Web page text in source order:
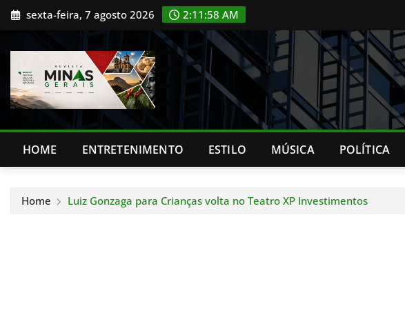
Skip sexta-feira, 7 agosto 2026 2:12:00 AM
HOME ENTRETENIMENTO ESTILO MÚSICA POLÍTICA
Home Luiz Gonzaga para Crianças volta no Teatro XP Investimentos